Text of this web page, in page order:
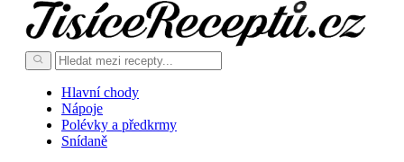
Hlavní chody
Nápoje
Polévky a předkrmy
Snídaně